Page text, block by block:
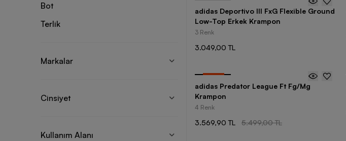
Bot
Terlik
Markalar
Cinsiyet
Kullanım Alanı
adidas Deportivo III FxG Flexible Ground
Low-Top Erkek Krampon
3 Renk
3.049,00 TL
adidas Predator League Ft Fg/Mg
Krampon
4 Renk
3.569,90 TL 5.499,00 TL